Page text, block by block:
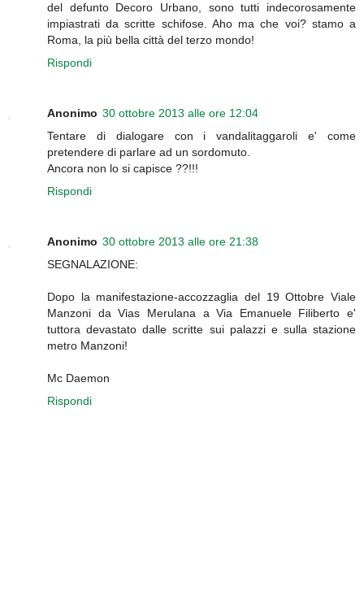
del defunto Decoro Urbano, sono tutti indecorosamente
impiastrati da scritte schifose. Aho ma che voi? stamo a
Roma, la più bella città del terzo mondo!
Rispondi
Anonimo 30 ottobre 2013 alle ore 12:04
Tentare di dialogare con i vandalitaggaroli e' come
pretendere di parlare ad un sordomuto.
Ancora non lo si capisce ??!!!
Rispondi
Anonimo 30 ottobre 2013 alle ore 21:38
SEGNALAZIONE:
Dopo la manifestazione-accozzaglia del 19 Ottobre Viale
Manzoni da Vias Merulana a Via Emanuele Filiberto e'
tuttora devastato dalle scritte sui palazzi e sulla stazione
metro Manzoni!
Mc Daemon
Rispondi